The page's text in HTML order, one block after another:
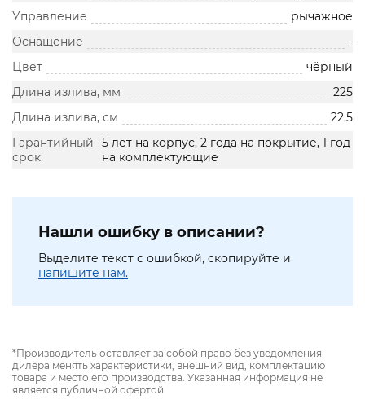
Управление
рычажное
Оснащение
-
Цвет
чёрный
Длина излива, мм
225
Длина излива, см
22.5
Гарантийный
срок
5 лет на корпус, 2 года на покрытие, 1 год
на комплектующие
Нашли ошибку в описании?
Выделите текст с ошибкой, скопируйте и
напишите нам.
*Производитель оставляет за собой право без уведомления
дилера менять характеристики, внешний вид, комплектацию
товара и место его производства. Указанная информация не
является публичной офертой